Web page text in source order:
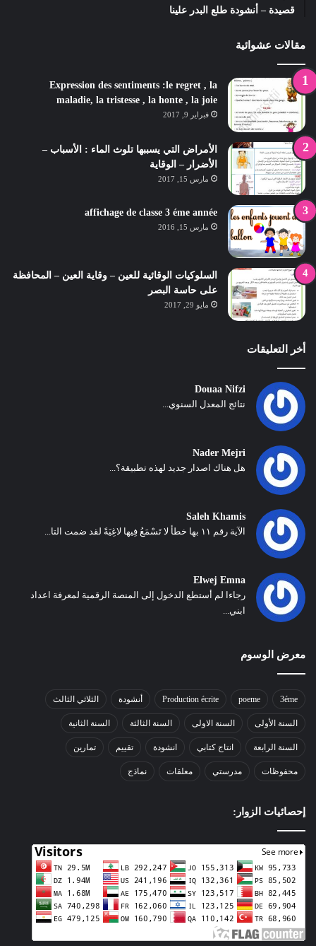
قصيدة – أنشودة طلع البدر علينا
مقالات عشوائية
Expression des sentiments :le regret , la
maladie, la tristesse , la honte , la joie
فبراير 9, 2017
الأمراض التي يسببها تلوث الماء : الأسباب –
الأضرار – الوقاية
مارس 15, 2017
affichage de classe 3 éme année
مارس 15, 2016
السلوكيات الوقائية للعين – وقاية العين – المحافظة
على حاسة البصر
مايو 29, 2017
أخر التعليقات
Douaa Nifzi
نتائج المعدل السنوي...
Nader Mejri
هل هناك اصدار جديد لهذه تطبيقة؟...
Saleh Khamis
الآية رقم ١١ بها خطأ لا تَسْمَعُ فِيها لاغِيَةً لقد ضمت التا...
Elwej Emna
رجاءا لم أستطع الدخول إلى المنصة الرقمية لمعرفة اعداد
ابني...
معرض الوسوم
3éme
poeme
Production écrite أنشودة الثلاثي الثالث
السنة الأولى السنة الاولى السنة الثالثة السنة الثانية
السنة الرابعة انتاج كتابي انشودة تقييم تمارين
محفوظات مدرستي معلقات نماذج
إحصائيات الزوار: